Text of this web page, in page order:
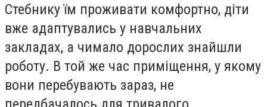
Стебнику їм проживати комфортно, діти
вже адаптувались у навчальних
закладах, а чимало дорослих знайшли
роботу. В той же час приміщення, у якому
вони перебувають зараз, не